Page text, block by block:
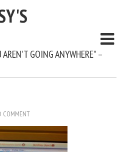
GOING ANYWHERE" –
COMMENT